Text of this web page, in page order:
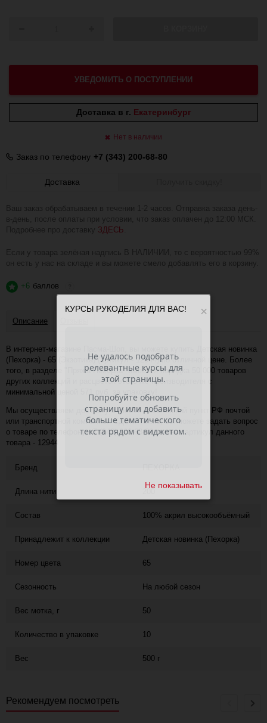
УВЕДОМИТЬ О ПОСТУПЛЕНИИ
Доставка в г. Екатеринбург
Нет в наличии
Заказ по телефону +7 (343) 200-68-80
Доставка
Ваш заказ обрабатываем в течении 1-2 часов. Отправка заказа день-
в-день, после оплаты при условии, что заказ оплачен до 12:00 МСК.
Подробнее про доставку ЗДЕСЬ
Если у товара зелёная надпись В НАЛИЧИИ, то с вероятностью 99%
он есть у нас на складе и вы можете смело добавлять его в корзину.
+6 баллов
Описание
В интернет-магазине Пасма-Шоп, вы можете купить Детская новинка
(Пехорка) - 65 (Экзотика) (артикул - 12944) по отличной цене. Более
того, в разделе "Пряжа Пехорка" имеется порядка 50 000 товаров
других коллекций и расцветок этого же производителя с
минимальной ценой 571 руб. за упаковку!
Мы осуществляем доставку в любой населённый пункт РФ почтой
или транспортной компанией СДЭК. Также, вы можете задать вопрос
о товаре по телефону +7 (343) 200-68-80, назвав артикул данного
товара - 12944
Бренд
Длина нити
Состав 100% акрил высокообъёмный
Принадлежит к коллекции Детская новинка (Пехорка)
Номер цвета 65
Сезонность На любой сезон
Вес мотка, г 50
Количество в упаковке 10
Вес 500 г
Рекомендуем посмотреть
×
КУРСЫ РУКОДЕЛИЯ ДЛЯ ВАС!
Не показывать